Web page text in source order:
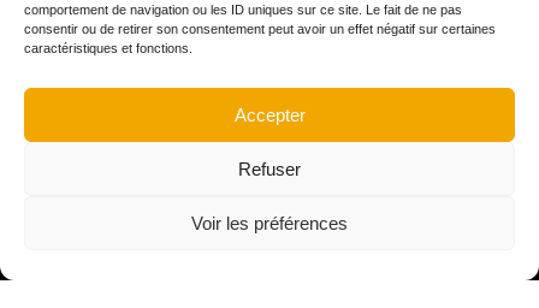
comportement de navigation ou les ID uniques sur ce site. Le fait de ne pas
consentir ou de retirer son consentement peut avoir un effet négatif sur certaines
caractéristiques et fonctions.
Accepter
Refuser
Voir les préférences
Historique des
CONTACTS
jazzproust@gmail.com